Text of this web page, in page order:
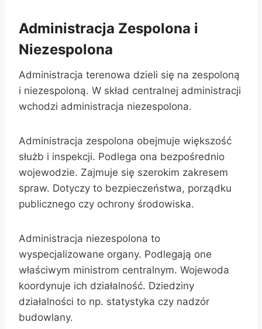
Administracja Zespolona i
Niezespolona
Administracja terenowa dzieli się na zespoloną
i niezespoloną. W skład centralnej administracji
wchodzi administracja niezespolona.
Administracja zespolona obejmuje większość
służb i inspekcji. Podlega ona bezpośrednio
wojewodzie. Zajmuje się szerokim zakresem
spraw. Dotyczy to bezpieczeństwa, porządku
publicznego czy ochrony środowiska.
Administracja niezespolona to
wyspecjalizowane organy. Podlegają one
właściwym ministrom centralnym. Wojewoda
koordynuje ich działalność. Dziedziny
działalności to np. statystyka czy nadzór
budowlany.